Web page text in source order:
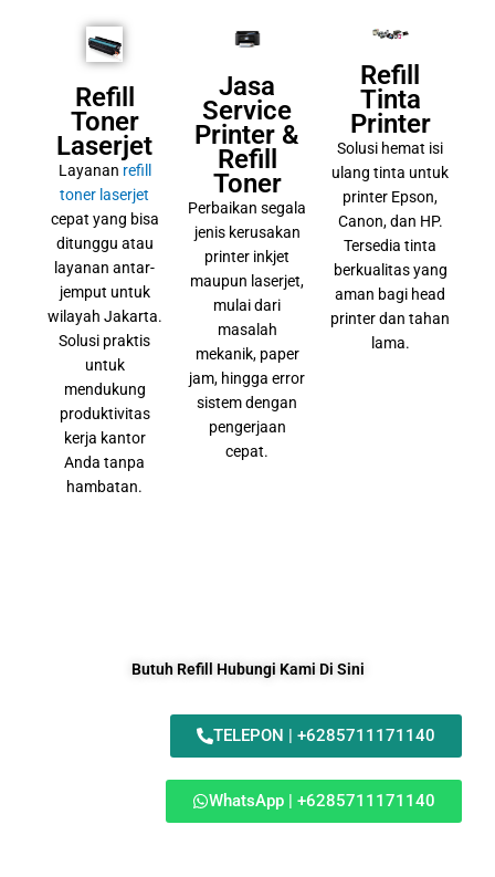
Refill
Toner
Laserjet
Layanan refill
toner laserjet
cepat yang bisa
ditunggu atau
layanan antar-
jemput untuk
wilayah Jakarta.
Solusi praktis
untuk
mendukung
produktivitas
kerja kantor
Anda tanpa
hambatan.
Jasa
Service
Printer &
Refill
Toner
Perbaikan segala
jenis kerusakan
printer inkjet
maupun laserjet,
mulai dari
masalah
mekanik, paper
jam, hingga error
sistem dengan
pengerjaan
cepat.
Refill
Tinta
Printer
Solusi hemat isi
ulang tinta untuk
printer Epson,
Canon, dan HP.
Tersedia tinta
berkualitas yang
aman bagi head
printer dan tahan
lama.
Butuh Refill Hubungi Kami Di Sini
TELEPON | +6285711171140
WhatsApp | +6285711171140